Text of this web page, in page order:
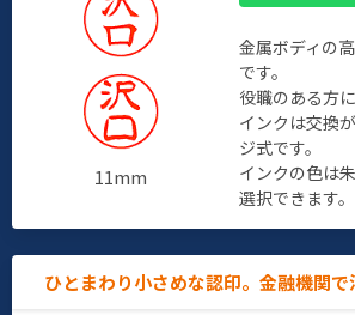
11mm
金属ボディの
です。
役職のある方
インクは交換
ジ式です。
インクの色は
選択できます。
ひとまわり小さめな認印。金融機関で